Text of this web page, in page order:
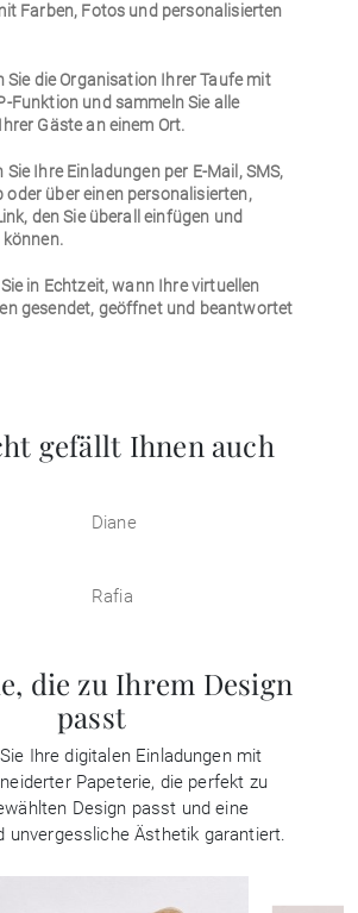
Farben, Fotos und personalisierten
Sie die Organisation Ihrer Taufe mit
Funktion und sammeln Sie alle
Gäste an einem Ort.
Sie Ihre Einladungen per E-Mail, SMS,
oder über einen personalisierten,
den Sie überall einfügen und
in Echtzeit, wann Ihre virtuellen
gesendet, geöffnet und beantwortet
gefällt Ihnen auch
Diane
Rafia
die zu Ihrem Design
passt
Ihre digitalen Einladungen mit
Papeterie, die perfekt zu
Design passt und eine
unvergessliche Ästhetik garantiert.